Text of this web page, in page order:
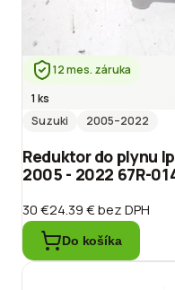
12 mes. záruka
1 ks
Suzuki
2005–2022
Reduktor do plynu
2005 - 2022 67R-
30 €24.39 €bez DPH
Do košíka